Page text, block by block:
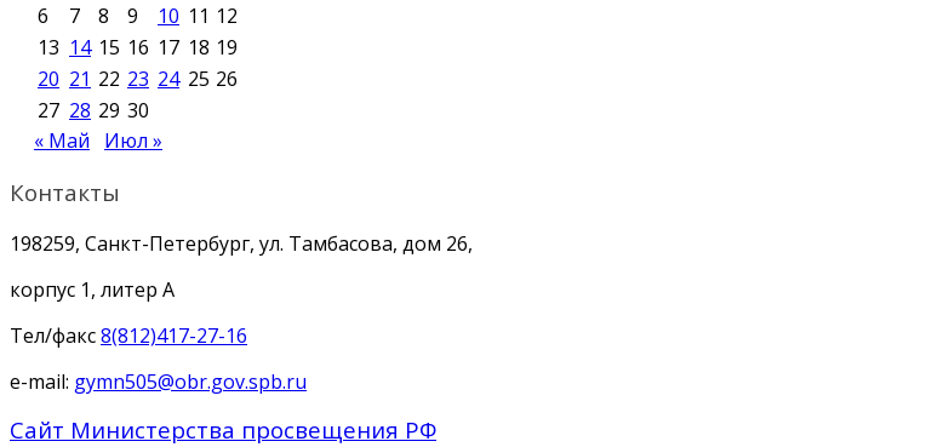
6
7 8 9 10 11 12
13 14 15 16 17 18 19
20 21 22 23 24 25 26
27 28 29 30
« Май
Июл »
Контакты
198259, Санкт-Петербург, ул. Тамбасова, дом 26,
корпус 1, литер А
Тел/факс8(812)417-27-16
e-mail: gymn505@obr.gov.spb.ru
Сайт Министерства просвещения РФ